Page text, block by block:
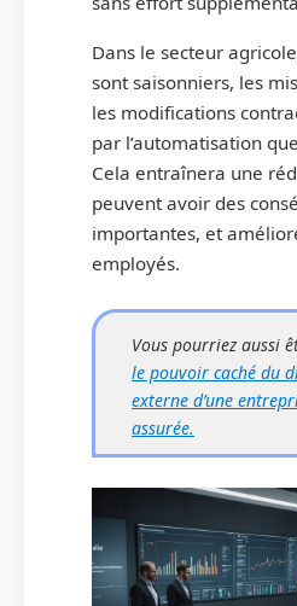
Dans le secteur
sont saisonniers, les
les modifications
par l’automatisation
Cela entraînera une
peuvent avoir des
importantes, et
employés.
Vous pourriez aussi
le pouvoir caché du
externe d’une
assurée.